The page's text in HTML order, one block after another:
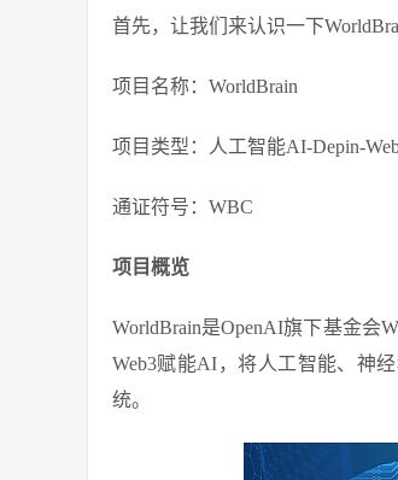
首先，让我们来认识一下
项目名称：WorldBrain
项目类型：人工智能AI-Depin-
通证符号：WBC
项目概览
WorldBrain是OpenAI旗下基金会
Web3赋能AI，将人工智能、神
统。